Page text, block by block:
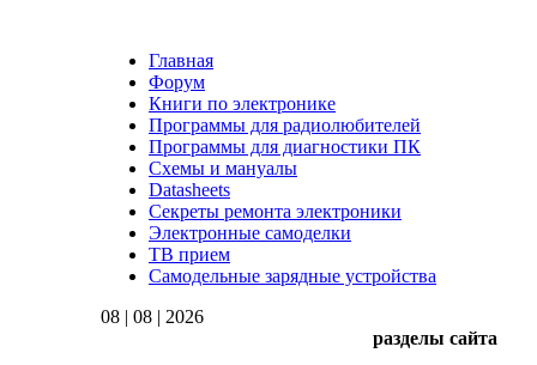
Главная
Форум
Книги по электронике
Программы для радиолюбителей
Программы для диагностики ПК
Схемы и мануалы
Datasheets
Секреты ремонта электроники
Электронные самоделки
ТВ прием
Самодельные зарядные устройства
08 | 08 | 2026
разделы сайта